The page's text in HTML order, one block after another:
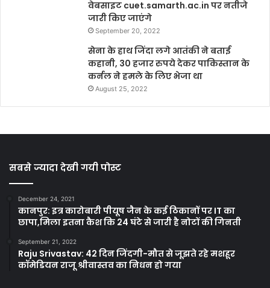
वेबसाइट cuet.samarth.ac.in पर नतीजे
जारी किए जाएंगे
September 20, 2022
सेना के हाथ जिंदा लगे आतंकी ने बताई
कहानी, 30 हजार रुपये देकर पाकिस्तान के
कर्नल ने हमले के लिए भेजा था
August 25, 2022
सबसे ज्यादा देखी गयी पोस्ट
December 24, 2021
कानपुर: इत्र कारोबारी पीयूष जैन के कई ठिकानों पर IT का
छापा,मिला इतना कैश कि 24 घंटे से जारी है नोटों की गिनती
September 21, 2022
Raju Srivastav: 42 दिन जिंदगी-मौत से जूझते रहे मशहूर
कॉमेडियन राजू श्रीवास्तव का निधन हो गया